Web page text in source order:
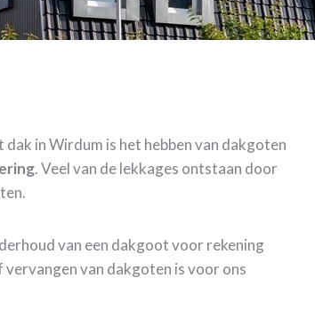
dak in Wirdum is het hebben van dakgoten
. Veel van de lekkages ontstaan door
van een dakgoot voor rekening
van dakgoten is voor ons